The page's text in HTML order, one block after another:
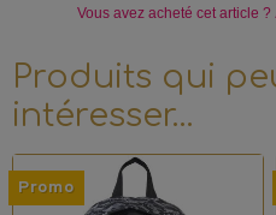
Vous avez acheté cet article ?
Produits qui
intéresser…
Promo